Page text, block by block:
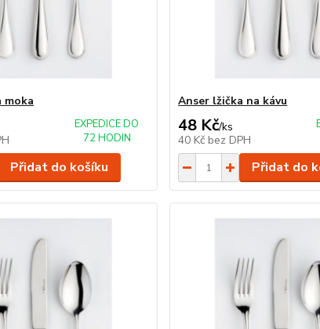
moka
EXPEDICE DO
72 HODIN
Přidat do košíku
Anser lžička na kávu
48 Kč/ks
40 Kč bez DPH
Přidat do